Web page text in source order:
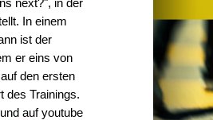
In einem
ist der
er eins von
den ersten
des Trainings.
auf youtube